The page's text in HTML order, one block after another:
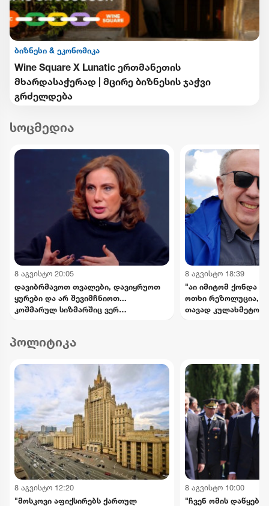
ბიზნესი & ეკონომიკა
Wine Square X Lunatic ერთმანეთის
მხარდასაჭერად | მცირე ბიზნესის ჯაჭვი
გრძელდება
სოცმედია
8 აგვისტო 20:05
დავიბრმავოთ თვალები, დავიყრუოთ
ყურები და არ შევიმჩნიოთ...
კოშმარულ სიზმარშიც ვერ
8 აგვისტო 18:39
"აი იმიტომ ქონდა
ოთხი რეზოლუცია,
თავად
პოლიტიკა
8 აგვისტო 12:20
"მოსკოვი აფიქსირებს ქართულ
8 აგვისტო 10:00
"ჩვენ ომის